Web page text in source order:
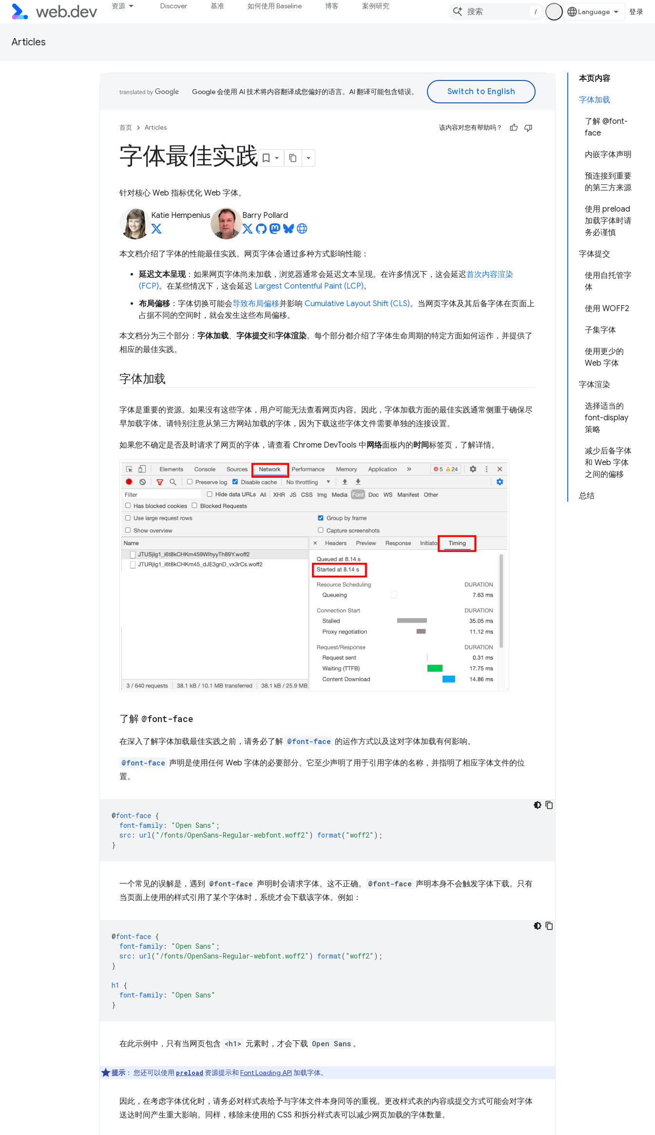
资源 Discover 基准 如何使用 Baseline 博客 案例研究
/ 登录
Articles
本页内容
字体加载
了解 @font-
face
内嵌字体声明
预连接到重要
的第三方来源
使用 preload
加载字体时请
务必谨慎
字体提交
使用自托管字
体
使用 WOFF2
子集字体
使用更少的
Web 字体
字体渲染
选择适当的
font-display
策略
减少后备字体
和 Web 字体
之间的偏移
总结
Google 会使用 AI 技术将内容翻译成您偏好的语言。AI 翻译可能包含错误。
首页 Articles 该内容对您有帮助吗？
字体最佳实践
针对核心 Web 指标优化 Web 字体。
Katie Hempenius Barry Pollard
本文档介绍了字体的性能最佳实践。网页字体会通过多种方式影响性能：
延迟文本呈现：如果网页字体尚未加载，浏览器通常会延迟文本呈现。在许多情况下，这会延迟首次内容渲染
(FCP)。在某些情况下，这会延迟 Largest Contentful Paint (LCP)。
布局偏移 ：字体切换可能会导致布局偏移并影响 Cumulative Layout Shift (CLS)。当网页字体及其后备字体在页面上
占据不同的空间时，就会发生这些布局偏移。
本文档分为三个部分： 字体加载、 字体提交和字体渲染。每个部分都介绍了字体生命周期的特定方面如何运作，并提供了
相应的最佳实践。
字体加载
字体是重要的资源。如果没有这些字体，用户可能无法查看网页内容。因此，字体加载方面的最佳实践通常侧重于确保尽
早加载字体。请特别注意从第三方网站加载的字体，因为下载这些字体文件需要单独的连接设置。
如果您不确定是否及时请求了网页的字体，请查看 Chrome DevTools 中 网络面板内的时间标签页，了解详情。
了解 @font-face
在深入了解字体加载最佳实践之前，请务必了解 @font-face 的运作方式以及这对字体加载有何影响。
@font-face 声明是使用任何 Web 字体的必要部分。它至少声明了用于引用字体的名称，并指明了相应字体文件的位
置。
@font-face {
font-family : "Open Sans" ;
src : url( "/fonts/OpenSans-Regular-webfont.woff2" ) format( "woff2" );
}
一个常见的误解是，遇到 @font-face 声明时会请求字体。这不正确。 @font-face 声明本身不会触发字体下载。只有
当页面上使用的样式引用了某个字体时，系统才会下载该字体。例如：
@font-face {
font-family : "Open Sans" ;
src : url( "/fonts/OpenSans-Regular-webfont.woff2" ) format( "woff2" );
}
h1
{
font-family :
"Open Sans"
}
在此示例中，只有当网页包含 <h1> 元素时，才会下载 Open Sans 。
提示 ： 您还可以使用 preload 资源提示和 Font Loading API 加载字体。
因此，在考虑字体优化时，请务必对样式表给予与字体文件本身同等的重视。更改样式表的内容或提交方式可能会对字体
送达时间产生重大影响。同样，移除未使用的 CSS 和拆分样式表可以减少网页加载的字体数量。